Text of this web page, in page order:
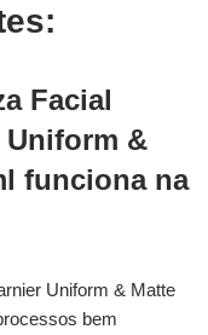
Facial
&
funciona na
Uniform & Matte
bem